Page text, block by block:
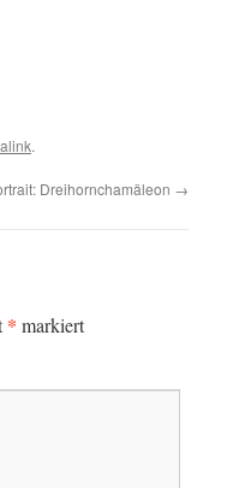
.
Dreihornchamäleon →
* markiert